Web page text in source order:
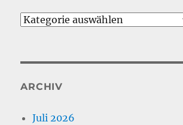
Kategorien
ARCHIV
Juli 2026